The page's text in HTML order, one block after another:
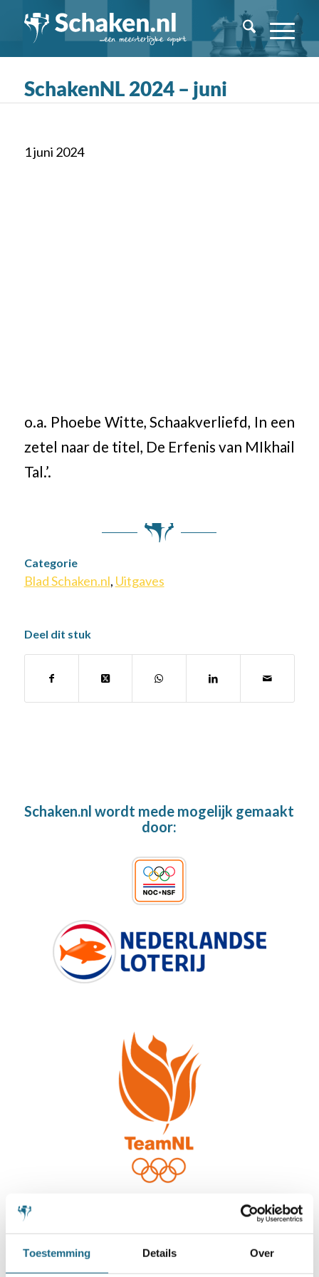
Toestemming Details Over
SchakenNL 2024 – juni
1 juni 2024
o.a. Phoebe Witte, Schaakverliefd, In een
zetel naar de titel, De Erfenis van MIkhail
Tal.’.
Categorie
Blad Schaken.nl, Uitgaves
Deel dit stuk
Schaken.nl wordt mede mogelijk gemaakt
door: